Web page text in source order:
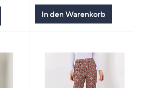
In den Warenkorb